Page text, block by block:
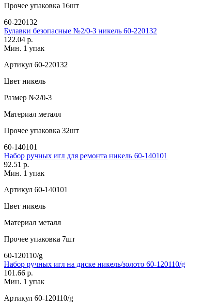
Прочее упаковка 16шт
60-220132
Булавки безопасные №2/0-3 никель 60-220132
122.04 р.
Мин. 1 упак
Артикул 60-220132
Цвет никель
Размер №2/0-3
Материал металл
Прочее упаковка 32шт
60-140101
Набор ручных игл для ремонта никель 60-140101
92.51 р.
Мин. 1 упак
Артикул 60-140101
Цвет никель
Материал металл
Прочее упаковка 7шт
60-120110/g
Набор ручных игл на диске никель/золото 60-120110/g
101.66 р.
Мин. 1 упак
Артикул 60-120110/g